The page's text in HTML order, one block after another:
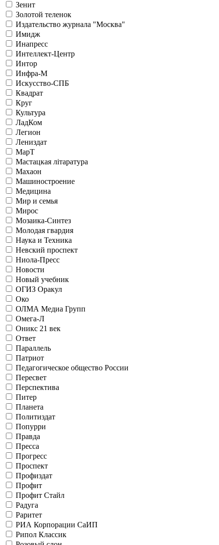
Зенит
Золотой теленок
Издательство журнала "Москва"
Имидж
Инапресс
Интеллект-Центр
Интор
Инфра-М
Искусство-СПБ
Квадрат
Круг
Культура
ЛадКом
Легион
Лениздат
МарТ
Мастацкая лiтаратура
Махаон
Машиностроение
Медицина
Мир и семья
Мирос
Мозаика-Синтез
Молодая гвардия
Наука и Техника
Невский проспект
Ниола-Пресс
Новости
Новый учебник
ОГИЗ Оракул
Око
ОЛМА Медиа Групп
Омега-Л
Оникс 21 век
Ответ
Параллель
Патриот
Педагогическое общество России
Пересвет
Перспектива
Питер
Планета
Политиздат
Попурри
Правда
Пресса
Прогресс
Проспект
Профиздат
Профит
Профит Стайл
Радуга
Раритет
РИА Корпорации СаИП
Рипол Классик